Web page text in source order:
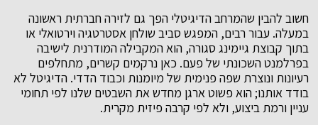
חשוב להבין שהמרחב הדיגיטלי הפך גם לזירה חברתית ראשונה
במעלה. עבור רבים, המפגש סביב שולחן אסטרטגיה וירטואלי או
בתוך קבוצת גיימינג סגורה, הוא המקבילה המודרנית לישיבה
בפרלמנט השכונתי של פעם. כאן נרקמים קשרים, מתחלפים
רעיונות ונוצרת שפה פנימית של מיומנות וכבוד הדדי. הדיגיטל לא
בודד אותנו; הוא פשוט ארגן מחדש את השבטים שלנו לפי תחומי
עניין ורמת ביצוע, ולא לפי קרבה פיזית מקרית.